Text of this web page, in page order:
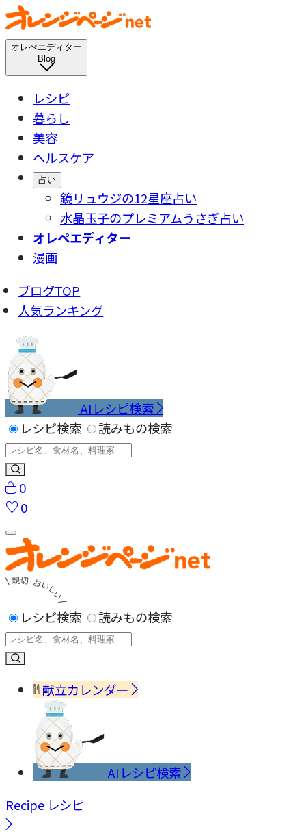
オレぺエディター
Blog
レシピ
暮らし
美容
ヘルスケア
占い
鏡リュウジの12星座占い
水晶玉子のプレミアムうさぎ占い
オレペエディター
漫画
ブログTOP
人気ランキング
AIレシピ検索
レシピ検索
読みもの検索
0
0
レシピ検索 読みもの検索
献立カレンダー
AIレシピ検索
Recipe レシピ